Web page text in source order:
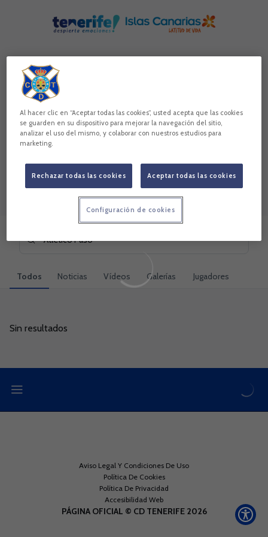
Buscar contenidos - Atl%C3%A9tico%20Paso
Introduce tu búsqueda, espera unos instantes y te
Todos Noticias Vídeos Galerías Jugadores
Sin resultados
Sin resultados
Aviso Legal Y Condiciones De Uso
Política De Cookies
Política De Privacidad
Accesibilidad Web
PÁGINA OFICIAL © CD TENERIFE 2026
Al hacer clic en “Aceptar todas las cookies”, usted acepta que las cookies
se guarden en su dispositivo para mejorar la navegación del sitio,
analizar el uso del mismo, y colaborar con nuestros estudios para
marketing.
Rechazar todas las cookies Aceptar todas las cookies
Configuración de cookies